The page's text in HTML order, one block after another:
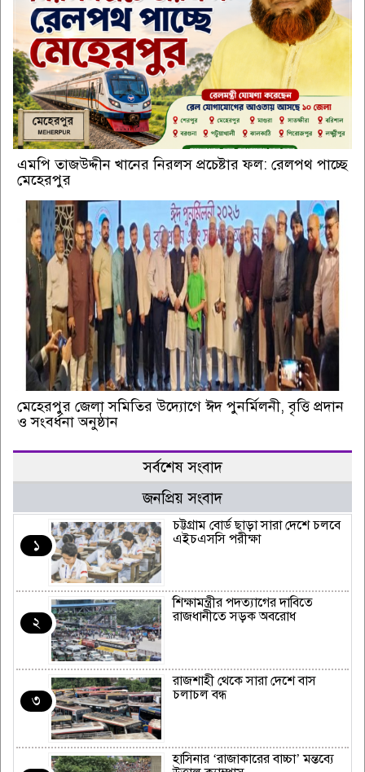
এমপি তাজউদ্দীন খানের নিরলস প্রচেষ্টার ফল: রেলপথ পাচ্ছে
মেহেরপুর
মেহেরপুর জেলা সমিতির উদ্যোগে ঈদ পুনর্মিলনী, বৃত্তি প্রদান
ও সংবর্ধনা অনুষ্ঠান
সর্বশেষ সংবাদ
জনপ্রিয় সংবাদ
১
চট্টগ্রাম বোর্ড ছাড়া সারা দেশে চলবে
এইচএসসি পরীক্ষা
২
শিক্ষামন্ত্রীর পদত্যাগের দাবিতে
রাজধানীতে সড়ক অবরোধ
৩
রাজশাহী থেকে সারা দেশে বাস
চলাচল বন্ধ
হাসিনার ‘রাজাকারের বাচ্চা’ মন্তব্যে